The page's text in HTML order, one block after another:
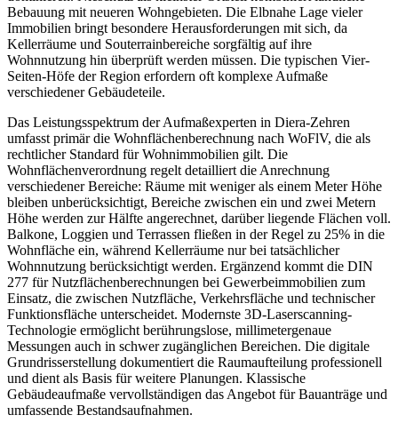
Bebauung mit neueren Wohngebieten. Die Elbnahe Lage vieler
Immobilien bringt besondere Herausforderungen mit sich, da
Kellerräume und Souterrainbereiche sorgfältig auf ihre
Wohnnutzung hin überprüft werden müssen. Die typischen Vier-
Seiten-Höfe der Region erfordern oft komplexe Aufmaße
verschiedener Gebäudeteile.
Das Leistungsspektrum der Aufmaßexperten in Diera-Zehren
umfasst primär die Wohnflächenberechnung nach WoFlV, die als
rechtlicher Standard für Wohnimmobilien gilt. Die
Wohnflächenverordnung regelt detailliert die Anrechnung
verschiedener Bereiche: Räume mit weniger als einem Meter Höhe
bleiben unberücksichtigt, Bereiche zwischen ein und zwei Metern
Höhe werden zur Hälfte angerechnet, darüber liegende Flächen voll.
Balkone, Loggien und Terrassen fließen in der Regel zu 25% in die
Wohnfläche ein, während Kellerräume nur bei tatsächlicher
Wohnnutzung berücksichtigt werden. Ergänzend kommt die DIN
277 für Nutzflächenberechnungen bei Gewerbeimmobilien zum
Einsatz, die zwischen Nutzfläche, Verkehrsfläche und technischer
Funktionsfläche unterscheidet. Modernste 3D-Laserscanning-
Technologie ermöglicht berührungslose, millimetergenaue
Messungen auch in schwer zugänglichen Bereichen. Die digitale
Grundrisserstellung dokumentiert die Raumaufteilung professionell
und dient als Basis für weitere Planungen. Klassische
Gebäudeaufmaße vervollständigen das Angebot für Bauanträge und
umfassende Bestandsaufnahmen.